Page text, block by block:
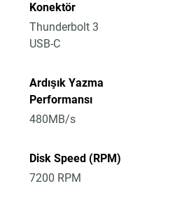
Konektör
Thunderbolt 3
USB-C
Ardışık Yazma
Performansı
480MB/s
Disk Speed (RPM)
7200 RPM